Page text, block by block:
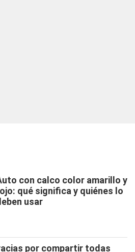
con calco color amarillo y
qué significa y quiénes lo
usar
por compartir todas